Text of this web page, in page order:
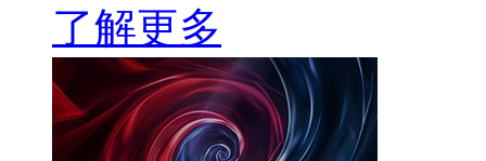
了解更多